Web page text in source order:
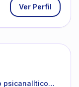
Ver Perfil
psicanalítico